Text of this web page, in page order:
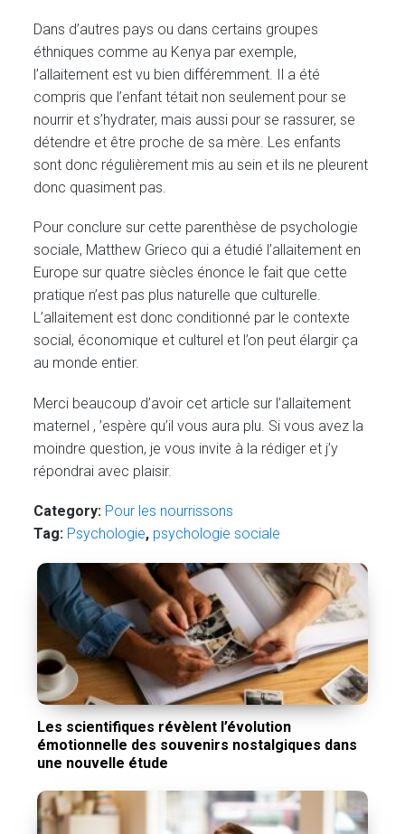
Dans d’autres pays ou dans certains groupes
éthniques comme au Kenya par exemple,
l’allaitement est vu bien différemment. Il a été
compris que l’enfant tétait non seulement pour se
nourrir et s’hydrater, mais aussi pour se rassurer, se
détendre et être proche de sa mère. Les enfants
sont donc régulièrement mis au sein et ils ne pleurent
donc quasiment pas.
Pour conclure sur cette parenthèse de psychologie
sociale, Matthew Grieco qui a étudié l’allaitement en
Europe sur quatre siècles énonce le fait que cette
pratique n’est pas plus naturelle que culturelle.
L’allaitement est donc conditionné par le contexte
social, économique et culturel et l’on peut élargir ça
au monde entier.
Merci beaucoup d’avoir cet article sur l’allaitement
maternel , ’espère qu’il vous aura plu. Si vous avez la
moindre question, je vous invite à la rédiger et j’y
répondrai avec plaisir.
Category: Pour les nourrissons
Tag: Psychologie, psychologie sociale
Les scientifiques révèlent l’évolution
émotionnelle des souvenirs nostalgiques dans
une nouvelle étude